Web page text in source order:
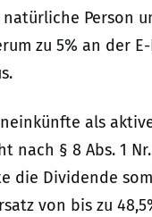
Person
zu 5% an der
als
§ 8 Abs. 1
die Dividende
von bis zu